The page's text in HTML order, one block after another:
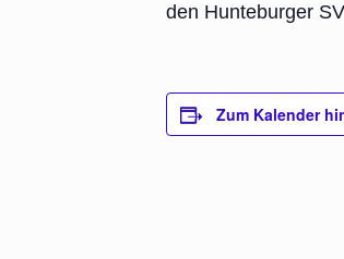
den Hunteburger
Zum Kalender